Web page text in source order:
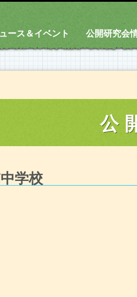
ース＆イベント 公開研究会
公
学校